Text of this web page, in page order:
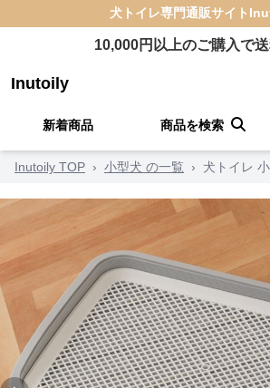
犬トイレ専門通販サイト
10,000円以上のご購入で
Inutoily
新着商品 商品を検索
Inutoily TOP › 小型犬 の一覧 › 犬トイレ